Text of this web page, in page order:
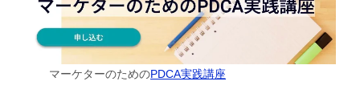
マーケターのためのPDCA実践講座